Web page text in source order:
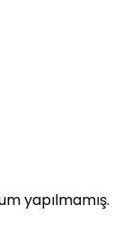
yapılmamış.